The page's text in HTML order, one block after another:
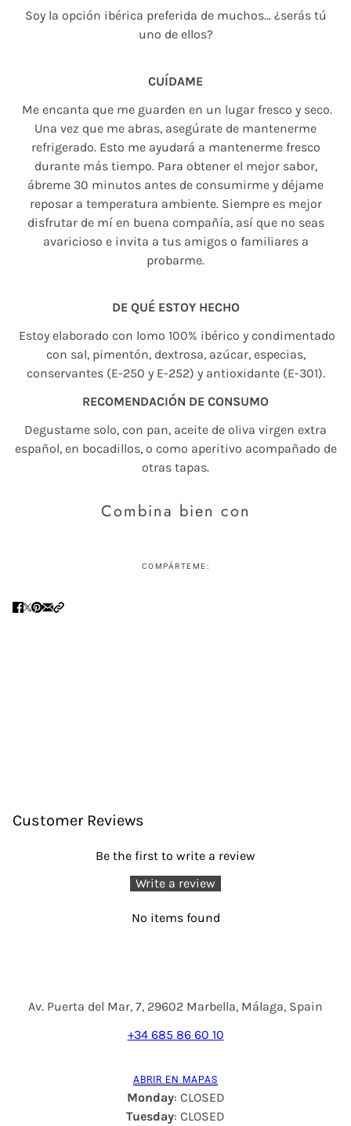
Soy la opción ibérica preferida de muchos... ¿serás tú
uno de ellos?
CUÍDAME
Me encanta que me guarden en un lugar fresco y seco.
Una vez que me abras, asegúrate de mantenerme
refrigerado. Esto me ayudará a mantenerme fresco
durante más tiempo. Para obtener el mejor sabor,
ábreme 30 minutos antes de consumirme y déjame
reposar a temperatura ambiente. Siempre es mejor
disfrutar de mí en buena compañía, así que no seas
avaricioso e invita a tus amigos o familiares a
probarme.
DE QUÉ ESTOY HECHO
Estoy elaborado con lomo 100% ibérico y condimentado
con sal, pimentón, dextrosa, azúcar, especias,
conservantes (E-250 y E-252) y antioxidante (E-301).
RECOMENDACIÓN DE CONSUMO
Degustame solo, con pan, aceite de oliva virgen extra
español, en bocadillos, o como aperitivo acompañado de
otras tapas.
Combina bien con
COMPÁRTEME:
Customer Reviews
Be the first to write a review
Write a review
No items found
Av. Puerta del Mar, 7, 29602 Marbella, Málaga, Spain
+34 685 86 60 10
ABRIR EN MAPAS
Monday: CLOSED
Tuesday: CLOSED